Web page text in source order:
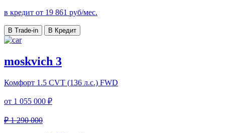
в кредит от 19 861 руб/мес.
В Trade-in В Кредит
moskvich 3
Комфорт 1.5 CVT (136 л.с.) FWD
от 1 055 000 ₽
₽ 1 290 000